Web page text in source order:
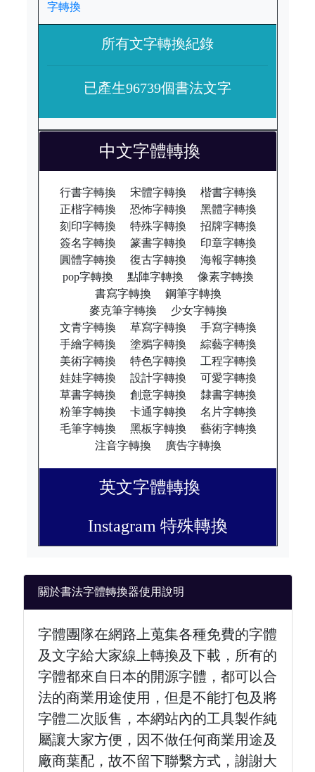
字轉換
所有文字轉換紀錄
已產生96739個書法文字
中文字體轉換
行書字轉換 宋體字轉換
楷書字轉換
正楷字轉換
恐怖字轉換
黑體字轉換
刻印字轉換
特殊字轉換
招牌字轉換
簽名字轉換
篆書字轉換
印章字轉換
圓體字轉換
復古字轉換
海報字轉換
pop字轉換
點陣字轉換
像素字轉換
書寫字轉換
鋼筆字轉換
麥克筆字轉換
少女字轉換
文青字轉換
草寫字轉換
手寫字轉換
手繪字轉換
塗鴉字轉換
綜藝字轉換
美術字轉換
特色字轉換
工程字轉換
娃娃字轉換
設計字轉換
可愛字轉換
草書字轉換
創意字轉換
隸書字轉換
粉筆字轉換
卡通字轉換
名片字轉換
毛筆字轉換
黑板字轉換
藝術字轉換
注音字轉換
廣告字轉換
英文字體轉換
Instagram 特殊轉換
關於書法字體轉換器使用說明
字體團隊在網路上蒐集各種免費的字體
及文字給大家線上轉換及下載，所有的
字體都來自日本的開源字體，都可以合
法的商業用途使用，但是不能打包及將
字體二次販售，本網站內的工具製作純
屬讓大家方便，因不做任何商業用途及
廠商葉配，故不留下聯繫方式，謝謝大